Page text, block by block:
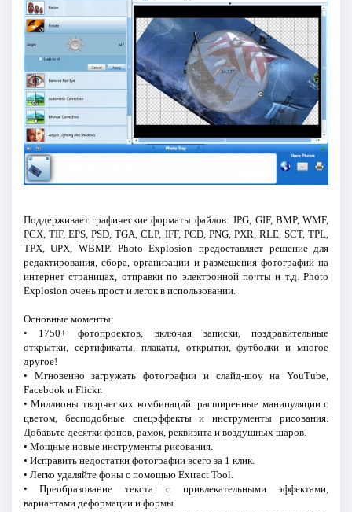
Поддерживает графические форматы файлов: JPG, GIF, BMP, WMF,
PCX, TIF, EPS, PSD, TGA, CLP, IFF, PCD, PNG, PXR, RLE, SCT, TPL,
TPX, UPX, WBMP. Photo Explosion предоставляет решение для
редактирования, сбора, организации и размещения фотографий на
интернет страницах, отправки по электронной почты и т.д. Photo
Explosion очень прост и легок в использовании.
Основные моменты:
• 1750+ фотопроектов, включая записки, поздравительные
открытки, сертификаты, плакаты, открытки, футболки и многое
другое!
• Мгновенно загружать фотографии и слайд-шоу на YouTube,
Facebook и Flickr.
• Миллионы творческих комбинаций: расширенные манипуляции с
цветом, бесподобные спецэффекты и инструменты рисования.
Добавьте десятки фонов, рамок, реквизита и воздушных шаров.
• Мощные новые инструменты рисования.
• Исправить недостатки фотографии всего за 1 клик.
• Легко удаляйте фоны с помощью Extract Tool.
• Преобразование текста с привлекательными эффектами,
вариантами деформации и формы.